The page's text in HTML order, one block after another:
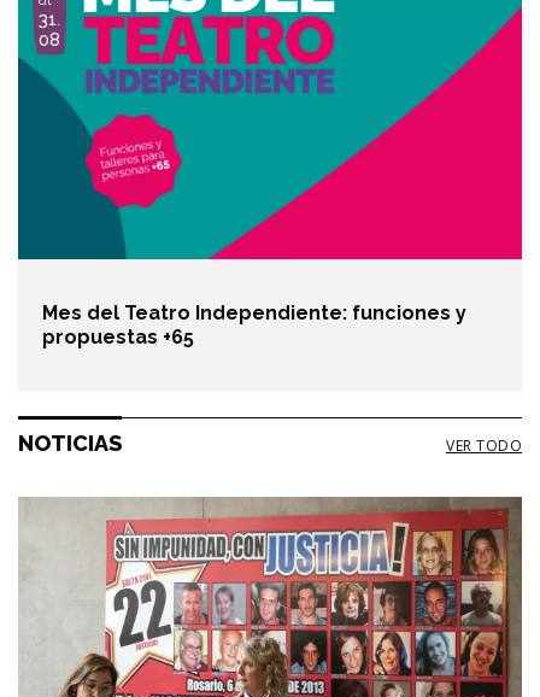
31.
08
Mes del Teatro Independiente: funciones y
propuestas +65
NOTICIAS VER TODO